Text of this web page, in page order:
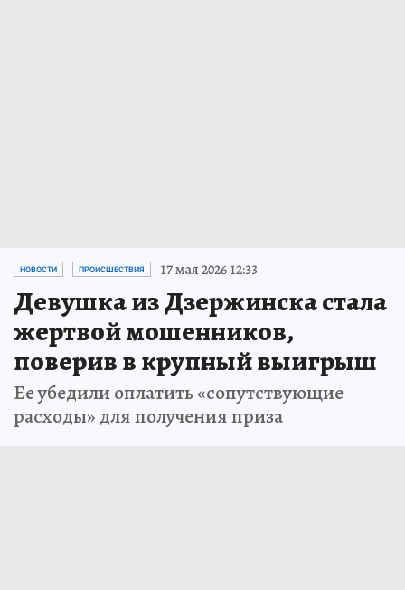
НОВОСТИ ПРОИСШЕСТВИЯ 17 мая 2026 12:33
Девушка из Дзержинска стала
жертвой мошенников,
поверив в крупный выигрыш
Ее убедили оплатить «сопутствующие
расходы» для получения приза